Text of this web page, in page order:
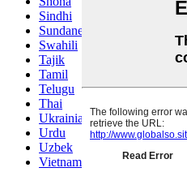
Sindhi
Sundanese
Swahili
Tajik
Tamil
Telugu
Thai
Ukrainian
Urdu
Uzbek
Vietnamese